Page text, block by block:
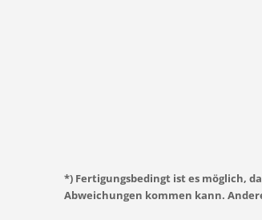
*) Fertigungsbedingt ist es möglich,
Abweichungen kommen kann.